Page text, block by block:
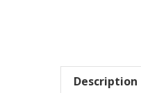
Description